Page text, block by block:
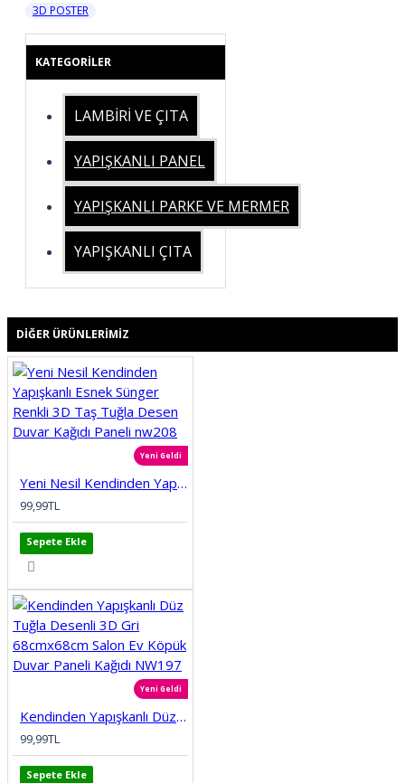
3D POSTER
KATEGORILER
LAMBİRİ VE ÇITA
YAPIŞKANLI PANEL
YAPIŞKANLI PARKE VE MERMER
YAPIŞKANLI ÇITA
DIĞER ÜRÜNLERIMIZ
Yeni Geldi
Yeni Nesil Kendinden Yapışkanlı Esnek Sünger Renkli 3D Taş Tuğla Desen Duvar Kağıdı Paneli nw208
99,99TL
Sepete Ekle
Yeni Geldi
Kendinden Yapışkanlı Düz Tuğla Desenli 3D Gri 68cmx68cm Salon Ev Köpük Duvar Paneli Kağıdı NW197
99,99TL
Sepete Ekle